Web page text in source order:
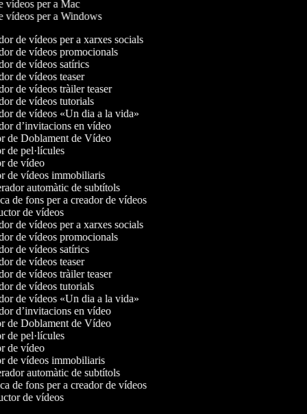
vídeos per a Mac
vídeos per a Windows
de vídeos per a xarxes socials
de vídeos promocionals
de vídeos satírics
de vídeos teaser
de vídeos tràiler teaser
de vídeos tutorials
de vídeos «Un dia a la vida»
d’invitacions en vídeo
de Doblament de Vídeo
pel·lícules
de vídeo
de vídeos immobiliaris
automàtic de subtítols
de fons per a creador de vídeos
de vídeos
de vídeos per a xarxes socials
de vídeos promocionals
de vídeos satírics
de vídeos teaser
de vídeos tràiler teaser
de vídeos tutorials
de vídeos «Un dia a la vida»
d’invitacions en vídeo
de Doblament de Vídeo
pel·lícules
de vídeo
de vídeos immobiliaris
automàtic de subtítols
de fons per a creador de vídeos
de vídeos